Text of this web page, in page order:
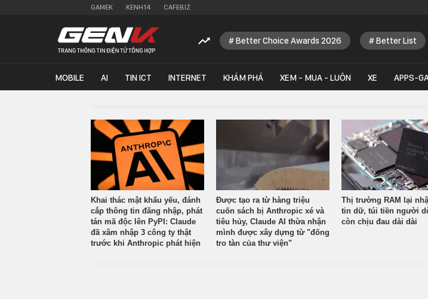
GAMEK KENH14 CAFEBIZ
Better Choice Awards 2026 Better List
MOBILE AI TIN ICT INTERNET KHÁM PHÁ XEM - MUA - LUÔN XE APPS-
Khai thác mật khẩu yếu, đánh
cắp thông tin đăng nhập, phát
tán mã độc lên PyPI: Claude
đã xâm nhập 3 công ty thật
trước khi Anthropic phát hiện
Được tạo ra từ hàng triệu
cuốn sách bị Anthropic xé và
tiêu hủy, Claude AI thừa nhận
mình được xây dựng từ "đống
tro tàn của thư viện"
Thị trường RAM lại
tin dữ, túi tiền người
còn chịu đau dài dài